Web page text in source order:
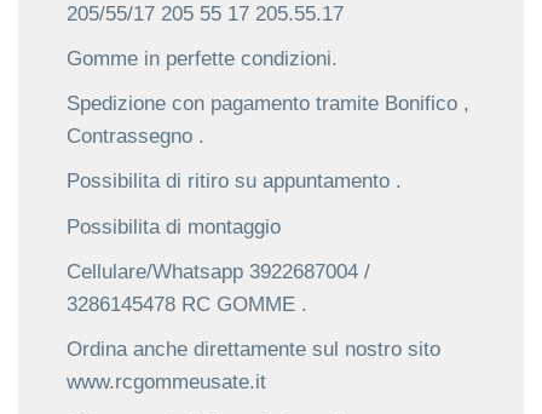
205/55/17 205 55 17 205.55.17
Gomme in perfette condizioni.
Spedizione con pagamento tramite Bonifico ,
Contrassegno .
Possibilita di ritiro su appuntamento .
Possibilita di montaggio
Cellulare/Whatsapp 3922687004 /
3286145478 RC GOMME .
Ordina anche direttamente sul nostro sito
www.rcgommeusate.it